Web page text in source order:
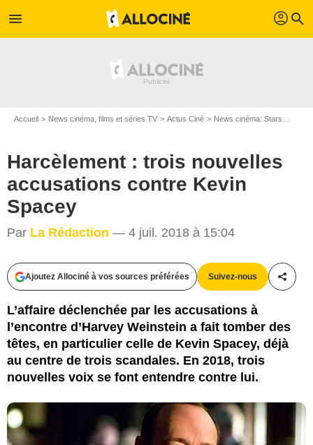
menu profil search
Accueil News cinéma, films et séries TV Actus Ciné News cinéma: Stars
Harcèlement : trois nouvelles
accusations contre Kevin
Spacey
Par La Rédaction — 4 juil. 2018 à 15:04
Ajoutez Allociné à vos sources préférées Suivez-nous
L’affaire déclenchée par les accusations à
l’encontre d’Harvey Weinstein a fait tomber des
têtes, en particulier celle de Kevin Spacey, déjà
au centre de trois scandales. En 2018, trois
nouvelles voix se font entendre contre lui.
Sony Pictures Releasing France